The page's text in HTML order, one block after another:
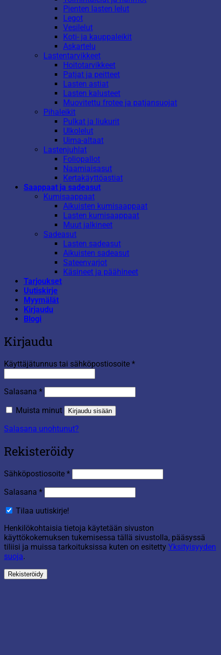
Pienten lasten lelut
Legot
Vesilelut
Koti- ja kauppaleikit
Askartelu
Lastentarvikkeet
Hoitotarvikkeet
Patjat ja peitteet
Lasten astiat
Lasten kalusteet
Muovitettu frotee ja patjansuojat
Pihaleikit
Pulkat ja liukurit
Ulkolelut
Uima-altaat
Lastenjuhlat
Foliopallot
Naamiaisasut
Kertakäyttöastiat
Saappaat ja sadeasut
Kumisaappaat
Aikuisten kumisaappaat
Lasten kumisaappaat
Muut jalkineet
Sadeasut
Lasten sadeasut
Aikuisten sadeasut
Sateenvarjot
Käsineet ja päähineet
Tarjoukset
Uutiskirje
Myymälät
Kirjaudu
Blogi
Kirjaudu
Käyttäjätunnus tai sähköpostiosoite *Vaaditaan
Salasana *Vaaditaan
Muista minut Kirjaudu sisään
Salasana unohtunut?
Rekisteröidy
Sähköpostiosoite *Vaaditaan
Salasana *Vaaditaan
Tilaa uutiskirje!
Henkilökohtaisia tietoja käytetään sivuston
käyttökokemuksen tukemisessa tällä sivustolla, pääsyssä
tiliisi ja muissa tarkoituksissa kuten on esitetty Yksityisyyden
suoja.
Rekisteröidy